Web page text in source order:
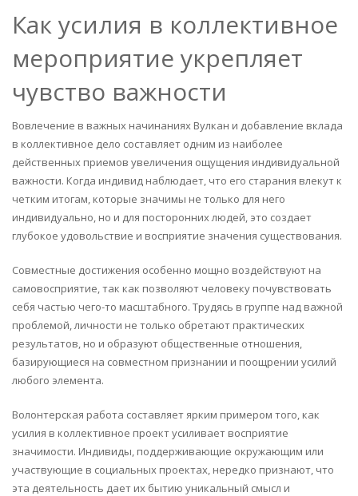
Как усилия в коллективное
мероприятие укрепляет
чувство важности
Вовлечение в важных начинаниях Вулкан и добавление вклада
в коллективное дело составляет одним из наиболее
действенных приемов увеличения ощущения индивидуальной
важности. Когда индивид наблюдает, что его старания влекут к
четким итогам, которые значимы не только для него
индивидуально, но и для посторонних людей, это создает
глубокое удовольствие и восприятие значения существования.
Совместные достижения особенно мощно воздействуют на
самовосприятие, так как позволяют человеку почувствовать
себя частью чего-то масштабного. Трудясь в группе над важной
проблемой, личности не только обретают практических
результатов, но и образуют общественные отношения,
базирующиеся на совместном признании и поощрении усилий
любого элемента.
Волонтерская работа составляет ярким примером того, как
усилия в коллективное проект усиливает восприятие
значимости. Индивиды, поддерживающие окружающим или
участвующие в социальных проектах, нередко признают, что
эта деятельность дает их бытию уникальный смысл и